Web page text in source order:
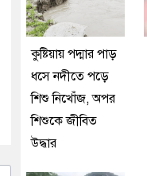
কুষ্টিয়ায় পদ্মার পাড়
ধসে নদীতে পড়ে
শিশু নিখোঁজ, অপর
শিশুকে জীবিত
উদ্ধার